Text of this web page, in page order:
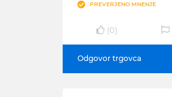
PREVERJENO MNENJE
(0)
Odgovor trgovca